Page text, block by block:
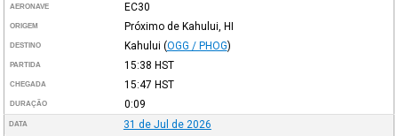
AERONAVE EC30
ORIGEM Próximo de Kahului, HI
DESTINO Kahului (OGG / PHOG)
PARTIDA 15:38 HST
CHEGADA 15:47 HST
DURAÇÃO 0:09
DATA 31 de Jul de 2026